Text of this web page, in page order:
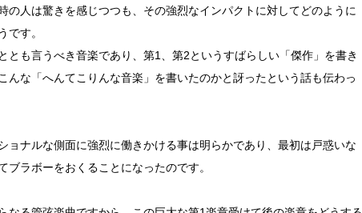
の人は驚きを感じつつも、その強烈なインパクトに対してどのように
です。
とも言うべき音楽であり、第1、第2というすばらしい「傑作」を書き
んな「へんてこりんな音楽」を書いたのかと訝ったという話も伝わっ
ョナルな側面に強烈に働きかける事は明らかであり、最初は戸惑いな
ラボーをおくることになったのです。